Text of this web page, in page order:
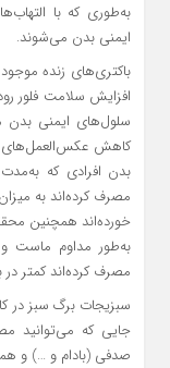
به‌طوری که با
ایمنی بدن می‌شوند.
باکتری‌های زنده
افزایش سلامت فلور
سلول‌های ایمنی بدن
کاهش عکس‌العمل‌های
خورده‌اند همچنین
به‌طور مداوم ماست
مصرف کرده‌اند کمتر در
سبزیجات برگ سبز در
جایی که می‌توانید